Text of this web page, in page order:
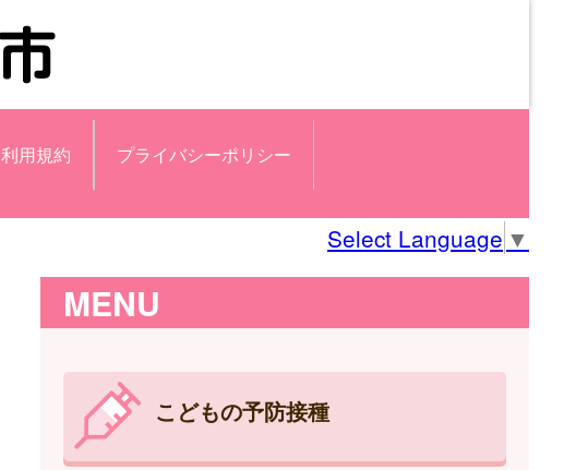
利用規約 プライバシーポリシー
Select Language ▼
MENU
こどもの予防接種